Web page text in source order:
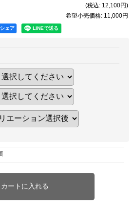
(税込: 12,100円)
希望小売価格: 11,000円
ェア